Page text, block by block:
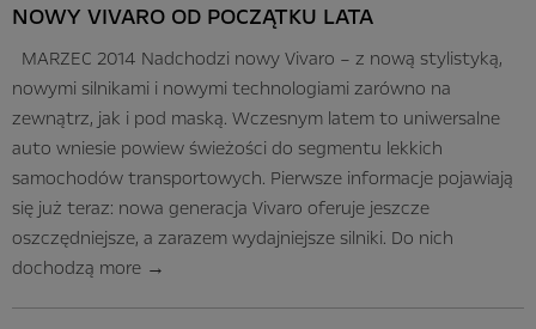
NOWY VIVARO OD POCZĄTKU LATA
MARZEC 2014 Nadchodzi nowy Vivaro – z nową stylistyką,
nowymi silnikami i nowymi technologiami zarówno na
zewnątrz, jak i pod maską. Wczesnym latem to uniwersalne
auto wniesie powiew świeżości do segmentu lekkich
samochodów transportowych. Pierwsze informacje pojawiają
się już teraz: nowa generacja Vivaro oferuje jeszcze
oszczędniejsze, a zarazem wydajniejsze silniki. Do nich
dochodzą more →